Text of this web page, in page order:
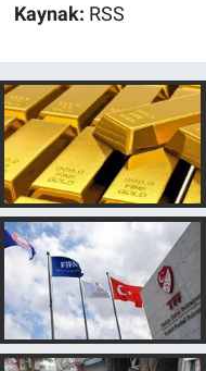
Kaynak: RSS